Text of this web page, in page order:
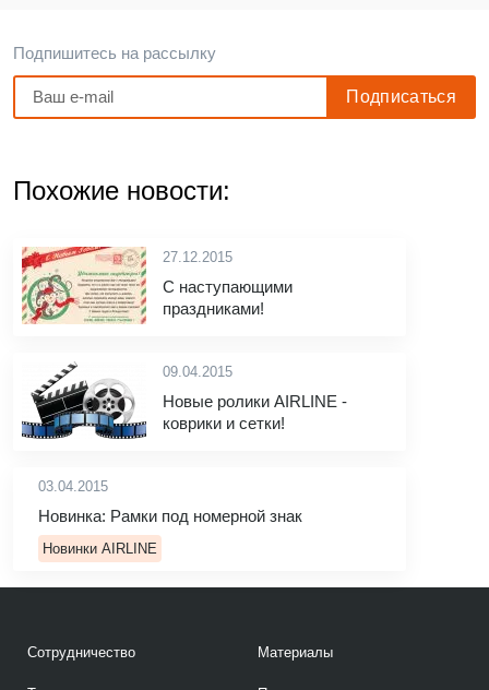
Подпишитесь на рассылку
Похожие новости:
27.12.2015
С наступающими
праздниками!
09.04.2015
Новые ролики AIRLINE -
коврики и сетки!
03.04.2015
Новинка: Рамки под номерной знак
Новинки AIRLINE
Сотрудничество Материалы